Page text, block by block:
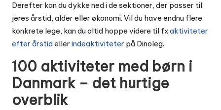
Derefter kan du dykke ned i de sektioner, der passer til
jeres årstid, alder eller økonomi. Vil du have endnu flere
konkrete lege, kan du altid hoppe videre til fxaktiviteter
efter årstideller indeaktiviteter på Dinoleg.
100 aktiviteter med børn i
Danmark – det hurtige
overblik